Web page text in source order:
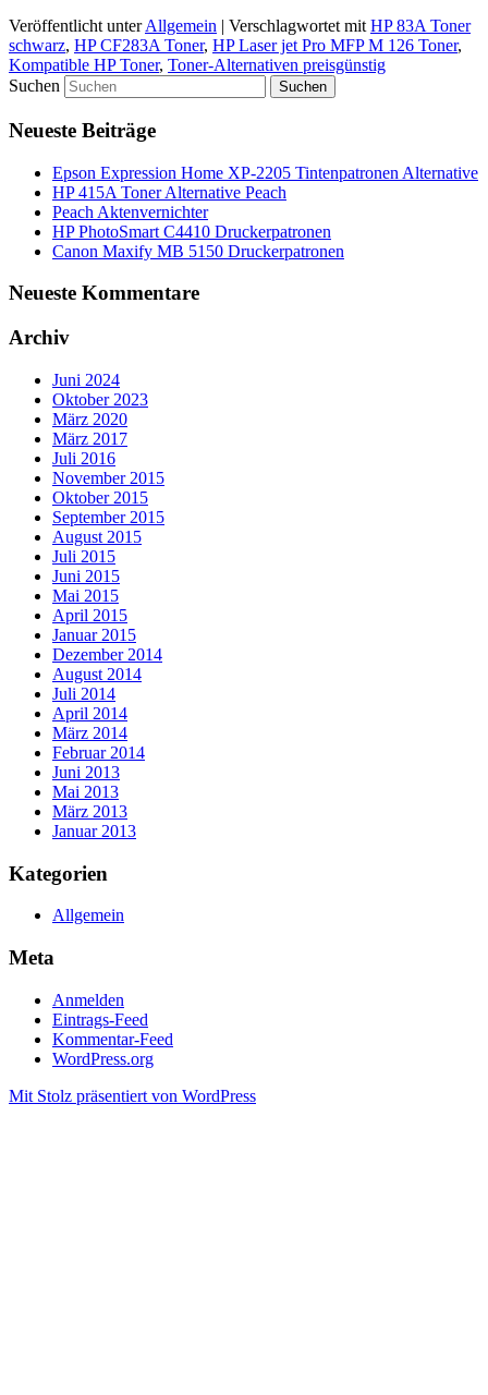
Veröffentlicht unter Allgemein | Verschlagwortet mit HP 83A Toner
schwarz, HP CF283A Toner, HP Laser jet Pro MFP M 126 Toner,
Kompatible HP Toner, Toner-Alternativen preisgünstig
Suchen
Neueste Beiträge
Epson Expression Home XP-2205 Tintenpatronen Alternative
HP 415A Toner Alternative Peach
Peach Aktenvernichter
HP PhotoSmart C4410 Druckerpatronen
Canon Maxify MB 5150 Druckerpatronen
Neueste Kommentare
Archiv
Juni 2024
Oktober 2023
März 2020
März 2017
Juli 2016
November 2015
Oktober 2015
September 2015
August 2015
Juli 2015
Juni 2015
Mai 2015
April 2015
Januar 2015
Dezember 2014
August 2014
Juli 2014
April 2014
März 2014
Februar 2014
Juni 2013
Mai 2013
März 2013
Januar 2013
Kategorien
Allgemein
Meta
Anmelden
Eintrags-Feed
Kommentar-Feed
WordPress.org
Mit Stolz präsentiert von WordPress